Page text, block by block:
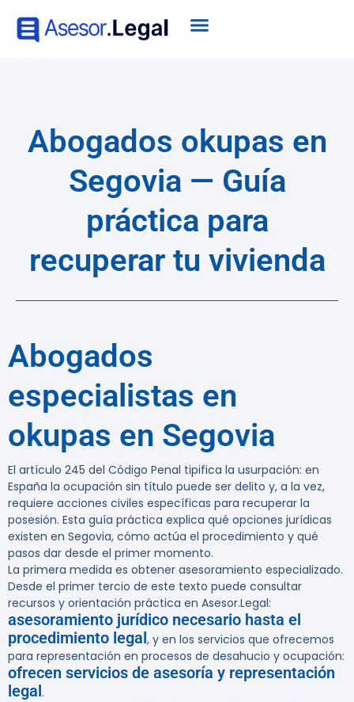
Abogados okupas en
Segovia — Guía
práctica para
recuperar tu vivienda
Abogados
especialistas en
okupas en Segovia
El artículo 245 del Código Penal tipifica la usurpación: en
España la ocupación sin título puede ser delito y, a la vez,
requiere acciones civiles específicas para recuperar la
posesión. Esta guía práctica explica qué opciones jurídicas
existen en Segovia, cómo actúa el procedimiento y qué
pasos dar desde el primer momento.
La primera medida es obtener asesoramiento especializado.
Desde el primer tercio de este texto puede consultar
recursos y orientación práctica en Asesor.Legal:
asesoramiento jurídico necesario hasta el
procedimiento legal, y en los servicios que ofrecemos
para representación en procesos de desahucio y ocupación:
ofrecen servicios de asesoría y representación
legal.